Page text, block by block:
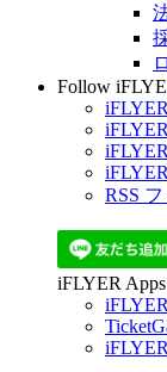
Follow
RSS
iFLYER Apps